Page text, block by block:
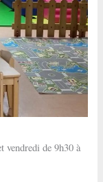
vendredi de 9h30 à